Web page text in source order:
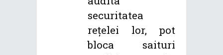
securitatea
rețelei lor, pot
bloca saituri